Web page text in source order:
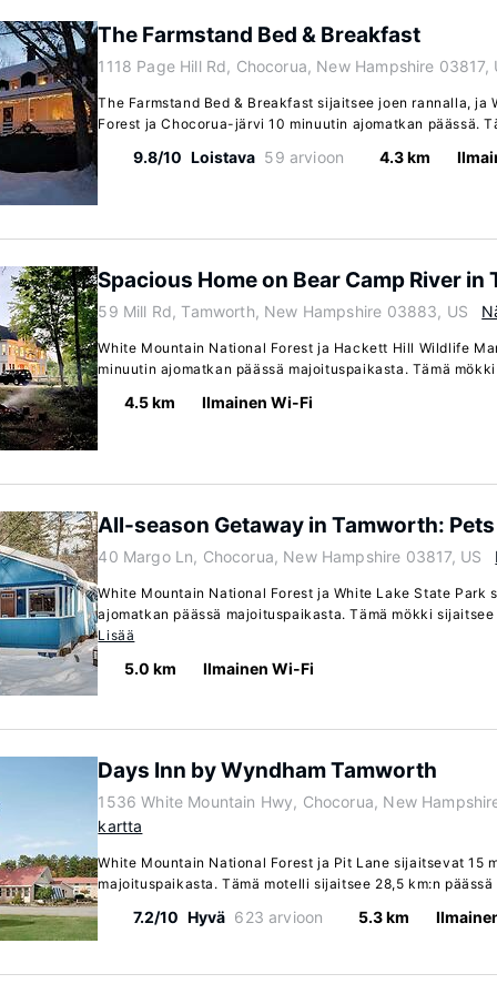
The Farmstand Bed & Breakfast
1118 Page Hill Rd, Chocorua, New Hampshire 03817,
The Farmstand Bed & Breakfast sijaitsee joen rannalla, ja
Forest ja Chocorua-järvi 10 minuutin ajomatkan päässä.
9.8/10 Loistava 59 arvioon 4.3 km
Spacious Home on Bear Camp River
59 Mill Rd, Tamworth, New Hampshire 03883, US
White Mountain National Forest ja Hackett Hill Wildlife
minuutin ajomatkan päässä majoituspaikasta. Tämä
4.5 km Ilmainen Wi-Fi
All-season Getaway in Tamworth:
40 Margo Ln, Chocorua, New Hampshire 03817, US
White Mountain National Forest ja White Lake State Park
ajomatkan päässä majoituspaikasta. Tämä mökki
Lisää
5.0 km Ilmainen Wi-Fi
Days Inn by Wyndham Tamworth
1536 White Mountain Hwy, Chocorua, New
kartta
White Mountain National Forest ja Pit Lane sijaitsevat 15
majoituspaikasta. Tämä motelli sijaitsee 28,5 km:n
7.2/10 Hyvä 623 arvioon 5.3 km